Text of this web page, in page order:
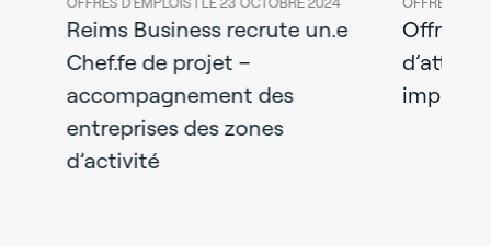
Reims Business recrute un.e
Chef.fe de projet –
accompagnement des
entreprises des zones
d’activité
Offre